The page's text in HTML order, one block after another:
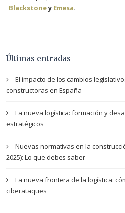
Blackstoney Emesa.
Últimas entradas
El impacto de los cambios
constructoras en España
La nueva logística: formación y
estratégicos
Nuevas normativas en la
2025): Lo que debes saber
La nueva frontera de la logística:
ciberataques